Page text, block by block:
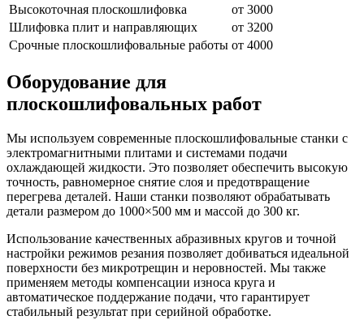
Высокоточная плоскошлифовка
от 3000
Шлифовка плит и направляющих
от 3200
Срочные плоскошлифовальные работы от 4000
Оборудование для
плоскошлифовальных работ
Мы используем современные плоскошлифовальные станки с
электромагнитными плитами и системами подачи
охлаждающей жидкости. Это позволяет обеспечить высокую
точность, равномерное снятие слоя и предотвращение
перегрева деталей. Наши станки позволяют обрабатывать
детали размером до 1000×500 мм и массой до 300 кг.
Использование качественных абразивных кругов и точной
настройки режимов резания позволяет добиваться идеальной
поверхности без микротрещин и неровностей. Мы также
применяем методы компенсации износа круга и
автоматическое поддержание подачи, что гарантирует
стабильный результат при серийной обработке.